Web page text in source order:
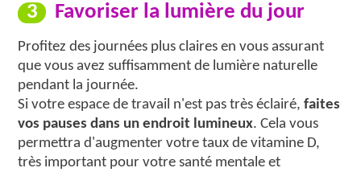
3 Favoriser la lumière du jour
Profitez des journées plus claires en vous assurant
que vous avez suffisamment de lumière naturelle
pendant la journée.
Si votre espace de travail n'est pas très éclairé,faites
vos pauses dans un endroit lumineux. Cela vous
permettra d'augmenter votre taux de vitamine D,
très important pour votre santé mentale et